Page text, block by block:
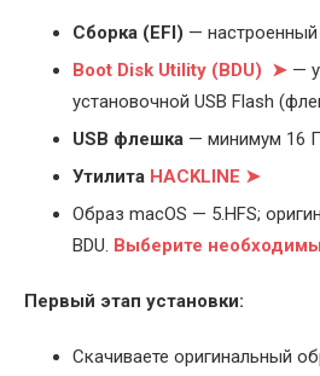
Cборка (EFI) — настроенный
Boot Disk Utility (BDU) ➤ —
установочной USB Flash
USB флешка — минимум 16
Утилита HACKLINE ➤
Образ macOS — 5.HFS;
BDU. Выберите
Первый этап установки:
Скачиваете оригинальный